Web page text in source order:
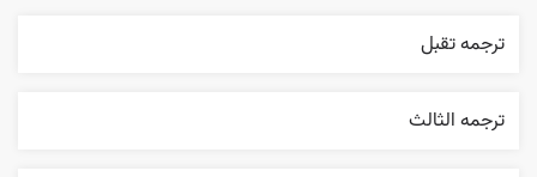
ترجمه تقبل
ترجمه الثالث